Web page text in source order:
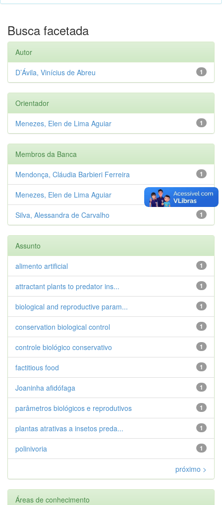
Busca facetada
Autor
1
D’Ávila, Vinícius de Abreu
Orientador
1
Menezes, Elen de Lima Aguiar
Membros da Banca
1
Mendonça, Cláudia Barbieri Ferreira
1
Menezes, Elen de Lima Aguiar
1
Silva, Alessandra de Carvalho
Assunto
1
alimento artificial
1
attractant plants to predator ins...
1
biological and reproductive param...
1
conservation biological control
1
controle biológico conservativo
1
factitious food
1
Joaninha afidófaga
1
parâmetros biológicos e reprodutivos
1
plantas atrativas a insetos preda...
1
polinivoria
próximo >
Áreas de conhecimento